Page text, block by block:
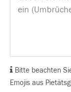
Bitte beachten
Emojis aus